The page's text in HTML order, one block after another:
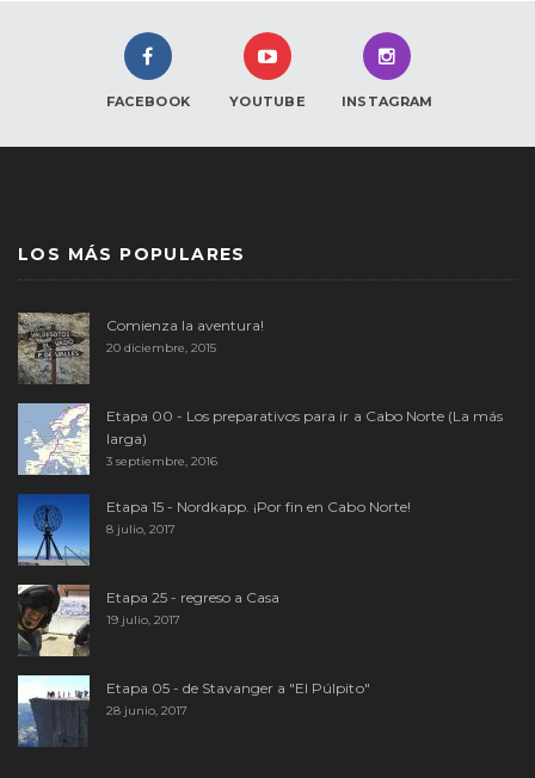
FACEBOOK YOUTUBE INSTAGRAM
LOS MÁS POPULARES
Comienza la aventura!
20 diciembre, 2015
Etapa 00 - Los preparativos para ir a Cabo Norte (La más
larga)
3 septiembre, 2016
Etapa 15 - Nordkapp. ¡Por fin en Cabo Norte!
8 julio, 2017
Etapa 25 - regreso a Casa
19 julio, 2017
Etapa 05 - de Stavanger a "El Púlpito"
28 junio, 2017